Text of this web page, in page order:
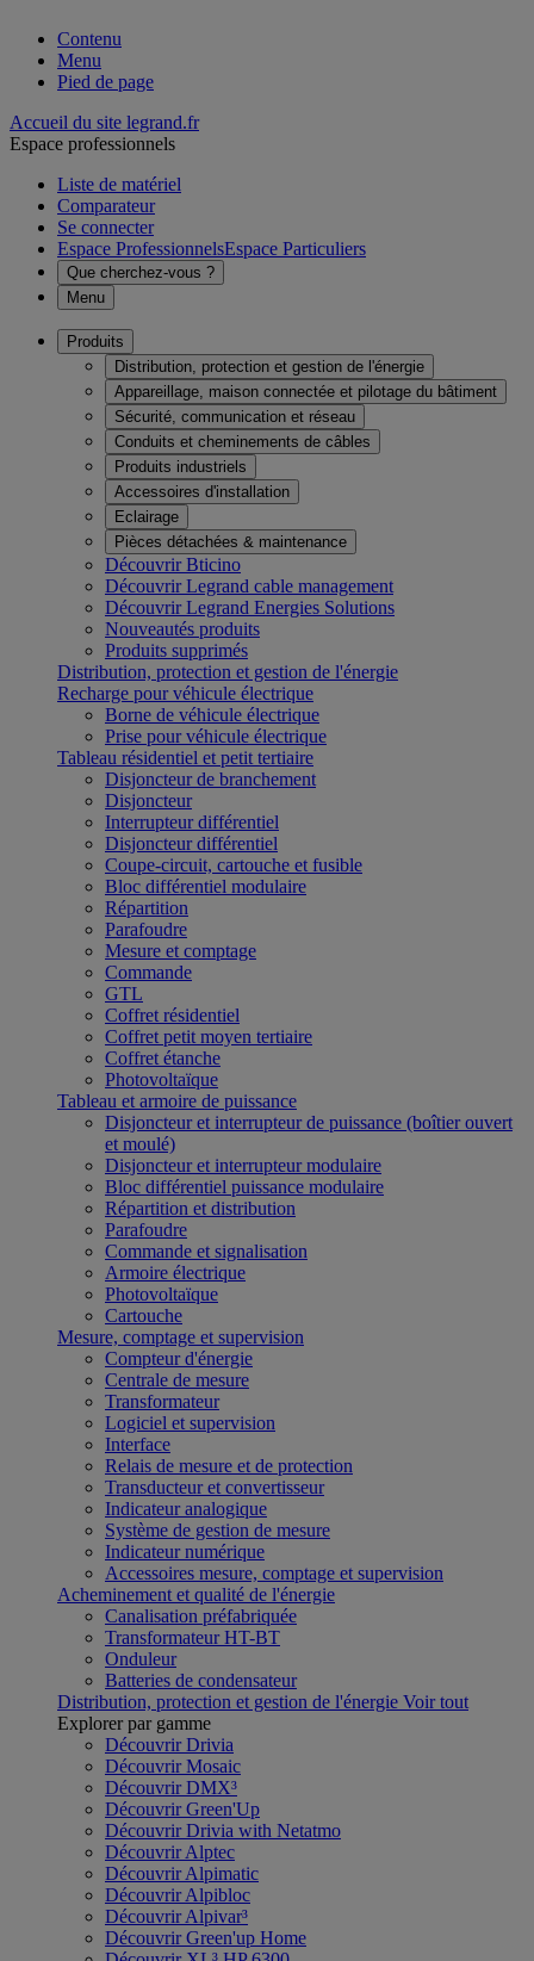
Contenu
Menu
Pied de page
Accueil du site legrand.fr
Espace professionnels
Liste de matériel
Comparateur
Se connecter
Espace ProfessionnelsEspace Particuliers
Que cherchez-vous ?
Menu
Produits
Distribution, protection et gestion de l'énergie
Appareillage, maison connectée et pilotage du bâtiment
Sécurité, communication et réseau
Conduits et cheminements de câbles
Produits industriels
Accessoires d'installation
Eclairage
Pièces détachées & maintenance
Découvrir Bticino
Découvrir Legrand cable management
Découvrir Legrand Energies Solutions
Nouveautés produits
Produits supprimés
Distribution, protection et gestion de l'énergie
Recharge pour véhicule électrique
Borne de véhicule électrique
Prise pour véhicule électrique
Tableau résidentiel et petit tertiaire
Disjoncteur de branchement
Disjoncteur
Interrupteur différentiel
Disjoncteur différentiel
Coupe-circuit, cartouche et fusible
Bloc différentiel modulaire
Répartition
Parafoudre
Mesure et comptage
Commande
GTL
Coffret résidentiel
Coffret petit moyen tertiaire
Coffret étanche
Photovoltaïque
Tableau et armoire de puissance
Disjoncteur et interrupteur de puissance (boîtier ouvert
et moulé)
Disjoncteur et interrupteur modulaire
Bloc différentiel puissance modulaire
Répartition et distribution
Parafoudre
Commande et signalisation
Armoire électrique
Photovoltaïque
Cartouche
Mesure, comptage et supervision
Compteur d'énergie
Centrale de mesure
Transformateur
Logiciel et supervision
Interface
Relais de mesure et de protection
Transducteur et convertisseur
Indicateur analogique
Système de gestion de mesure
Indicateur numérique
Accessoires mesure, comptage et supervision
Acheminement et qualité de l'énergie
Canalisation préfabriquée
Transformateur HT-BT
Onduleur
Batteries de condensateur
Distribution, protection et gestion de l'énergie Voir tout
Explorer par gamme
Découvrir Drivia
Découvrir Mosaic
Découvrir DMX³
Découvrir Green'Up
Découvrir Drivia with Netatmo
Découvrir Alptec
Découvrir Alpimatic
Découvrir Alpibloc
Découvrir Alpivar³
Découvrir Green'up Home